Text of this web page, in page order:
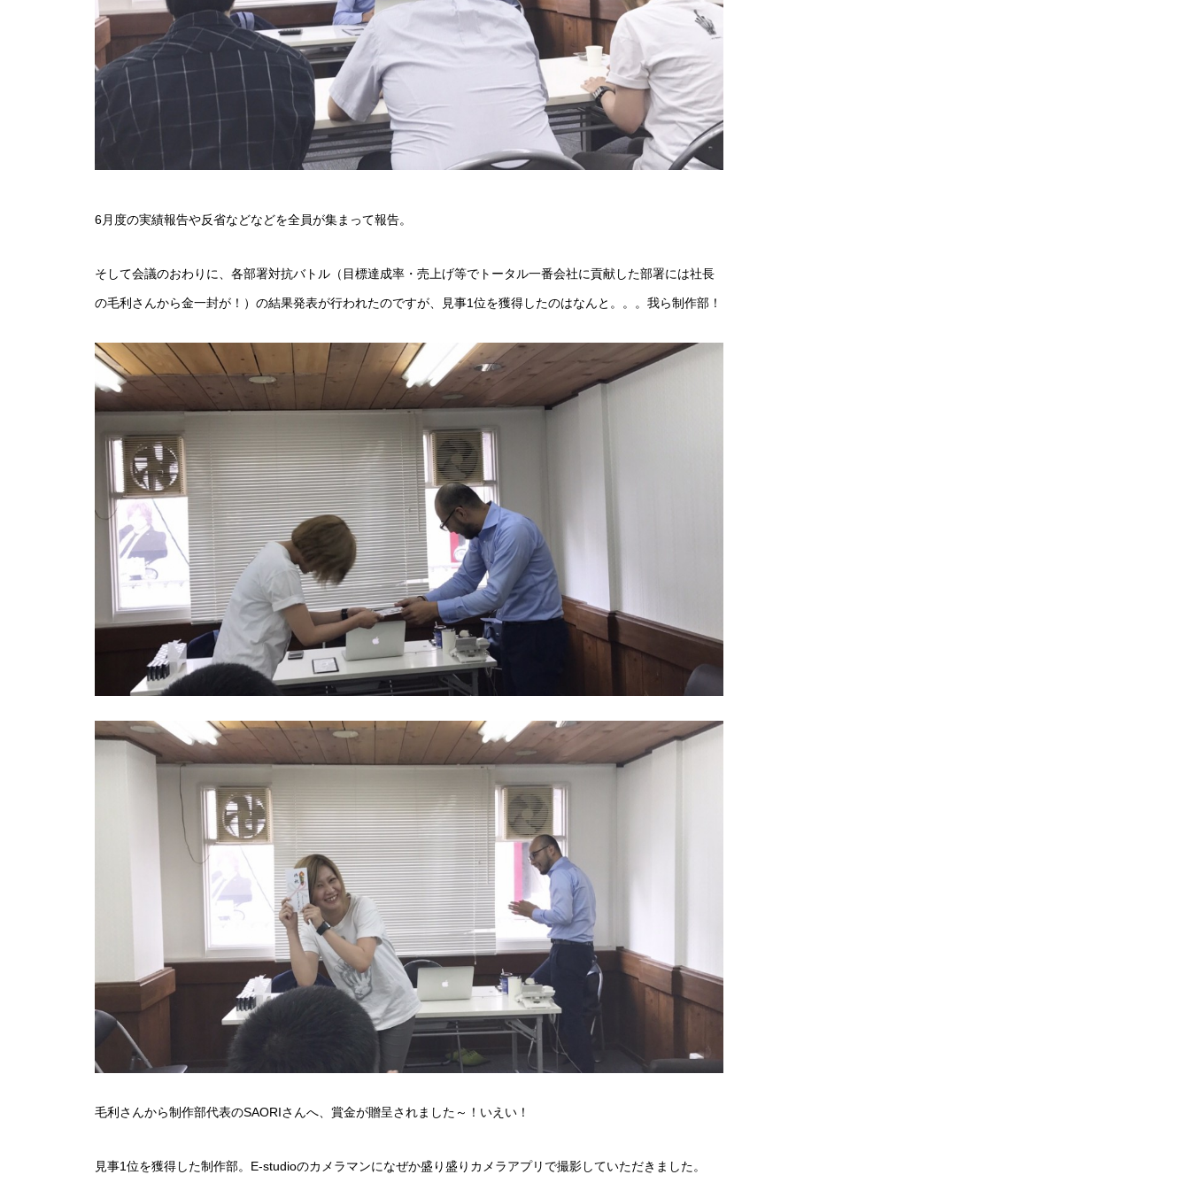
6月度の実績報告や反省などなどを全員が集まって報告。
そして会議のおわりに、各部署対抗バトル（目標達成率・売上げ等でトータル一番会社に貢献した部署には社長
の毛利さんから金一封が！）の結果発表が行われたのですが、見事1位を獲得したのはなんと。。。我ら制作部！
毛利さんから制作部代表のSAORIさんへ、賞金が贈呈されました～！いえい！
見事1位を獲得した制作部。E-studioのカメラマンになぜか盛り盛りカメラアプリで撮影していただきました。